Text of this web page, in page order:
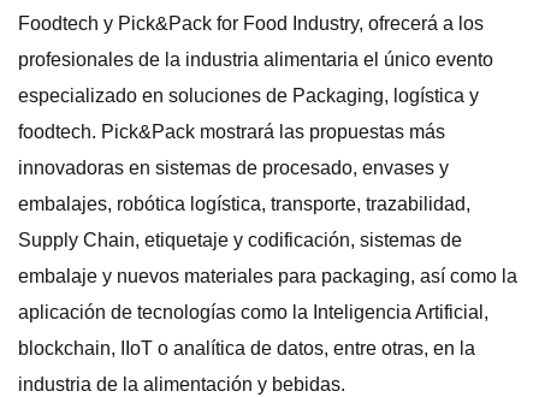
Foodtech y Pick&Pack for Food Industry, ofrecerá a los
profesionales de la industria alimentaria el único evento
especializado en soluciones de Packaging, logística y
foodtech. Pick&Pack mostrará las propuestas más
innovadoras en sistemas de procesado, envases y
embalajes, robótica logística, transporte, trazabilidad,
Supply Chain, etiquetaje y codificación, sistemas de
embalaje y nuevos materiales para packaging, así como la
aplicación de tecnologías como la Inteligencia Artificial,
blockchain, IIoT o analítica de datos, entre otras, en la
industria de la alimentación y bebidas.